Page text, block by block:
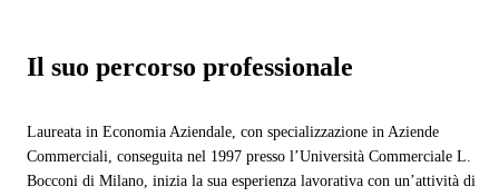
Il suo percorso professionale
Laureata in Economia Aziendale, con specializzazione in Aziende
Commerciali, conseguita nel 1997 presso l’Università Commerciale L.
Bocconi di Milano, inizia la sua esperienza lavorativa con un’attività di